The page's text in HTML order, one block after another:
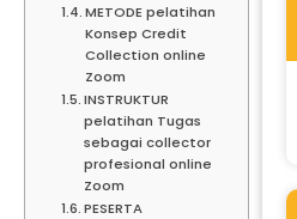
METODE pelatihan
Konsep Credit
Collection online
Zoom
INSTRUKTUR
pelatihan Tugas
sebagai collector
profesional online
Zoom
PESERTA